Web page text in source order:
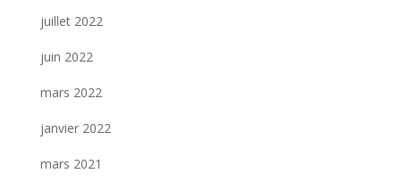
juillet 2022
juin 2022
mars 2022
janvier 2022
mars 2021